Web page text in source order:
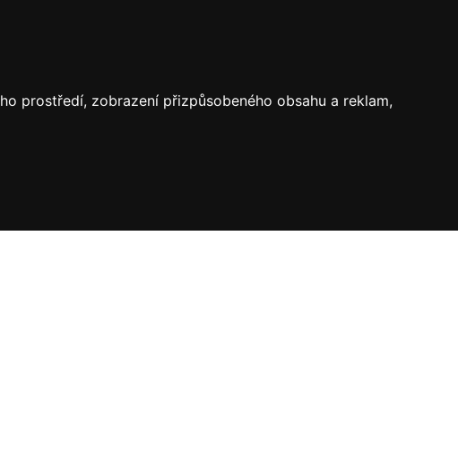
prostředí, zobrazení přizpůsobeného obsahu a reklam,